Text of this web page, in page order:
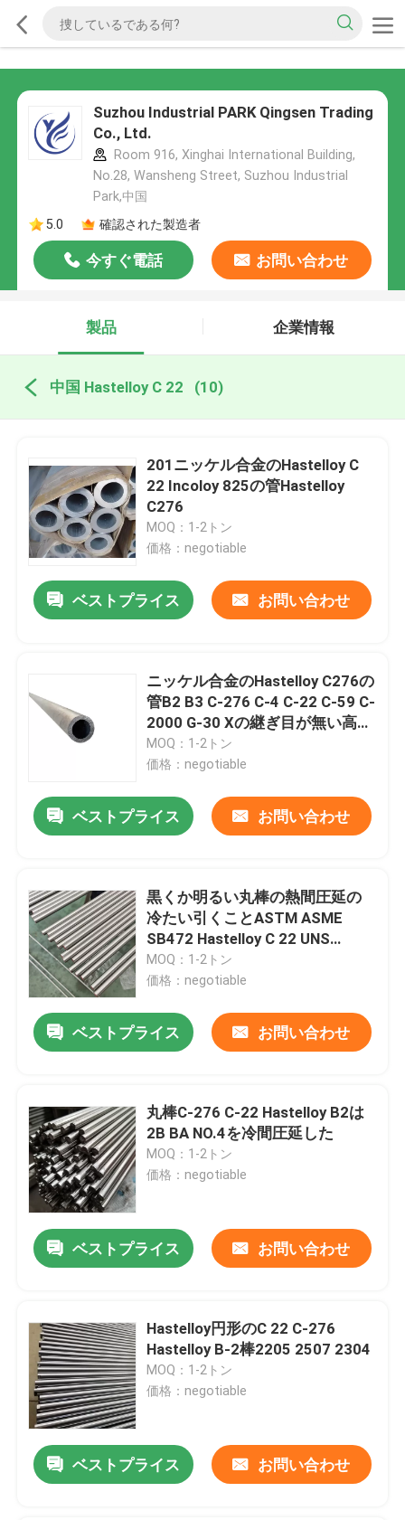
Suzhou Industrial PARK Qingsen Trading
Co., Ltd.
Room 916, Xinghai International Building,
No.28, Wansheng Street, Suzhou Industrial
Park,中国
5.0
確認された製造者
今すぐ電話 お問い合わせ
製品 企業情報
中国 Hastelloy C 22 (10)
201ニッケル合金のHastelloy C
22 Incoloy 825の管Hastelloy
C276
MOQ：1-2トン
価格：negotiable
ベストプライス お問い合わせ
ニッケル合金のHastelloy C276の
管B2 B3 C-276 C-4 C-22 C-59 C-
2000 G-30 Xの継ぎ目が無い高温
管
MOQ：1-2トン
価格：negotiable
ベストプライス お問い合わせ
黒くか明るい丸棒の熱間圧延の
冷たい引くことASTM ASME
SB472 Hastelloy C 22 UNS
N06022のニッケル合金
MOQ：1-2トン
価格：negotiable
ベストプライス お問い合わせ
丸棒C-276 C-22 Hastelloy B2は
2B BA NO.4を冷間圧延した
MOQ：1-2トン
価格：negotiable
ベストプライス お問い合わせ
Hastelloy円形のC 22 C-276
Hastelloy B-2棒2205 2507 2304
MOQ：1-2トン
価格：negotiable
ベストプライス お問い合わせ